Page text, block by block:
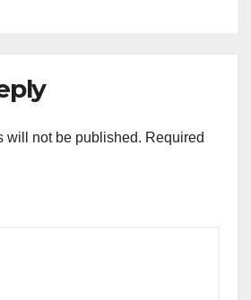
will not be published. Required